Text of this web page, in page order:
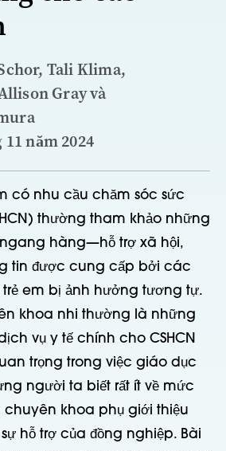
Tali Klima,
Gray và
năm 2024
có nhu cầu chăm sóc sức
thường tham khảo những
ngang hàng—hỗ trợ xã hội,
tin được cung cấp bởi các
em bị ảnh hưởng tương tự.
khoa nhi thường là những
vụ y tế chính cho CSHCN
trọng trong việc giáo dục
người ta biết rất ít về mức
chuyên khoa phụ giới thiệu
hỗ trợ của đồng nghiệp. Bài